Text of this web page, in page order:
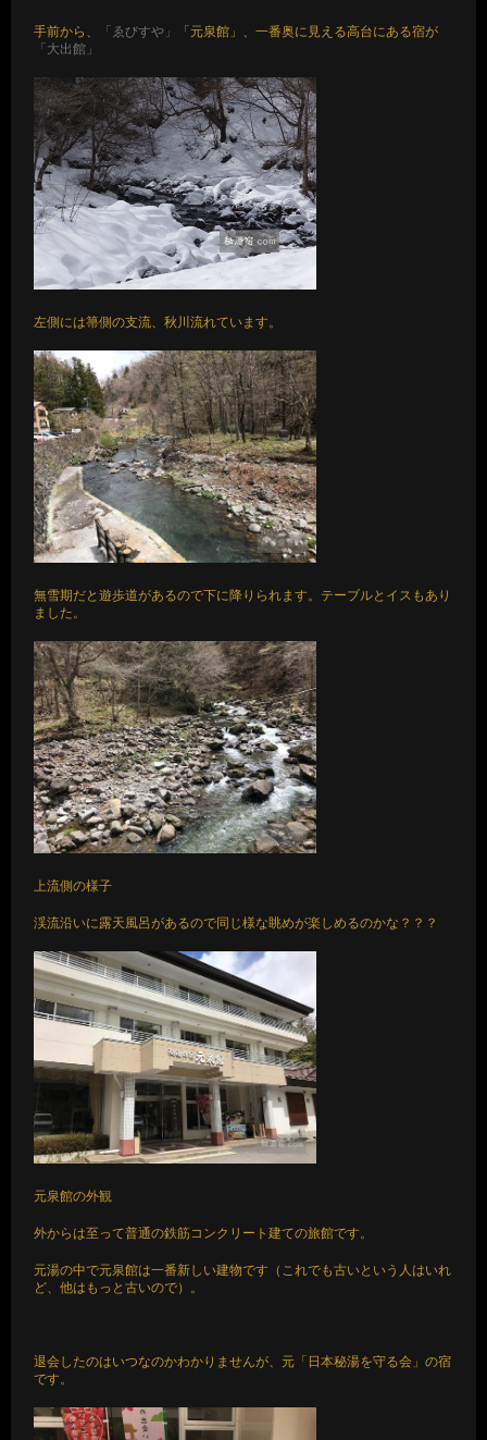
手前から、 「ゑびすや」
「元泉館」、一番奥に見える高台にある宿が
「大出館」
左側には箒側の支流、秋川流れています。
無雪期だと遊歩道があるので下に降りられます。テーブルとイスもあり
ました。
上流側の様子
渓流沿いに露天風呂があるので同じ様な眺めが楽しめるのかな？？？
元泉館の外観
外からは至って普通の鉄筋コンクリート建ての旅館です。
元湯の中で元泉館は一番新しい建物です（これでも古いという人はいれ
ど、他はもっと古いので）。
退会したのはいつなのかわかりませんが、元「日本秘湯を守る会」の宿
です。